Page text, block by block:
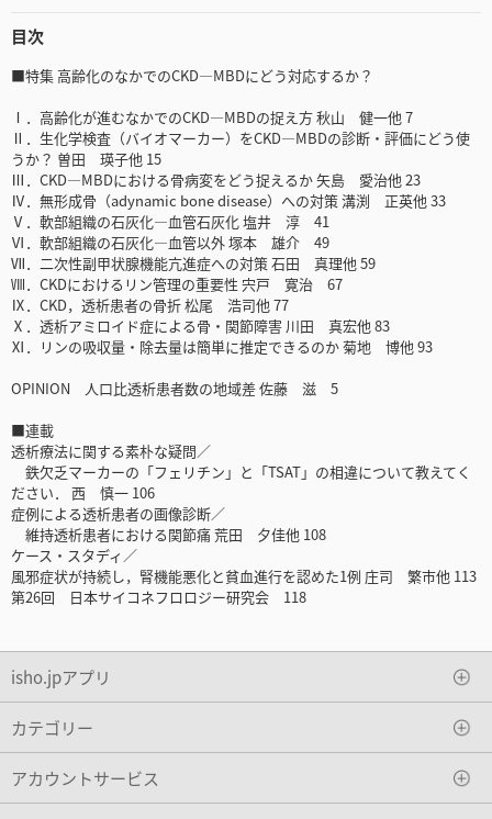
目次
■特集 高齢化のなかでのCKD―MBDにどう対応するか？
Ⅰ．高齢化が進むなかでのCKD―MBDの捉え方 秋山 健一他 7
Ⅱ．生化学検査（バイオマーカー）をCKD―MBDの診断・評価にどう使
うか？ 曽田 瑛子他 15
Ⅲ．CKD―MBDにおける骨病変をどう捉えるか 矢島 愛治他 23
Ⅳ．無形成骨（adynamic bone disease）への対策 溝渕 正英他 33
Ⅴ．軟部組織の石灰化―血管石灰化 塩井 淳 41
Ⅵ．軟部組織の石灰化―血管以外 塚本 雄介 49
Ⅶ．二次性副甲状腺機能亢進症への対策 石田 真理他 59
Ⅷ．CKDにおけるリン管理の重要性 宍戸 寛治 67
Ⅸ．CKD，透析患者の骨折 松尾 浩司他 77
Ⅹ．透析アミロイド症による骨・関節障害 川田 真宏他 83
Ⅺ．リンの吸収量・除去量は簡単に推定できるのか 菊地 博他 93
OPINION 人口比透析患者数の地域差 佐藤 滋 5
■連載
透析療法に関する素朴な疑問／
鉄欠乏マーカーの「フェリチン」と「TSAT」の相違について教えてく
ださい． 西 慎一 106
症例による透析患者の画像診断／
維持透析患者における関節痛 荒田 夕佳他 108
ケース・スタディ／
風邪症状が持続し，腎機能悪化と貧血進行を認めた1例 庄司 繁市他 113
第26回 日本サイコネフロロジー研究会 118
isho.jpアプリ
カテゴリー
アカウントサービス